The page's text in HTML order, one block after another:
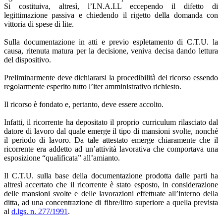
Si costituiva, altresì, l’I.N.A.I.L eccependo il difetto di
legittimazione passiva e chiedendo il rigetto della domanda con
vittoria di spese di lite.
Sulla documentazione in atti e previo espletamento di C.T.U. la
causa, ritenuta matura per la decisione, veniva decisa dando lettura
del dispositivo.
Preliminarmente deve dichiararsi la procedibilità del ricorso essendo
regolarmente esperito tutto l’iter amministrativo richiesto.
Il ricorso è fondato e, pertanto, deve essere accolto.
Infatti, il ricorrente ha depositato il proprio curriculum rilasciato dal
datore di lavoro dal quale emerge il tipo di mansioni svolte, nonché
il periodo di lavoro. Da tale attestato emerge chiaramente che il
ricorrente era addetto ad un’attività lavorativa che comportava una
esposizione “qualificata” all’amianto.
Il C.T.U. sulla base della documentazione prodotta dalle parti ha
altresì accertato che il ricorrente è stato esposto, in considerazione
delle mansioni svolte e delle lavorazioni effettuate all’interno della
ditta, ad una concentrazione di fibre/litro superiore a quella prevista
al d.lgs. n. 277/1991 .